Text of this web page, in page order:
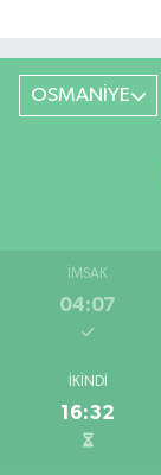
OSMANİYE
İMSAK
04:07
İKINDI
16:32